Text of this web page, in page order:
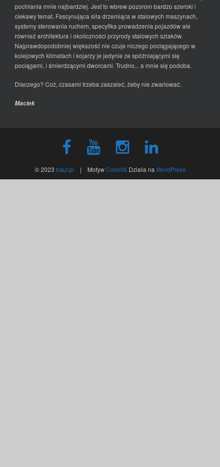
pochłania mnie najbardziej. Jest to wbrew pozorom bardzo szeroki i
ciekawy temat. Fascynująca siła drzemiąca w stalowych maszynach,
systemy sterowania ruchem, specyfika prowadzenia pojazdów ale
również architektura i okoliczności przyrody stalowych szlaków.
Najprawdopodobniej większość nie czuje niczego pociągającego w
kolejowych klimatach i kojarzy je jedynie ze spóźniającymi się
pociągami, i śmierdzącymi dworcami. Trudno... a mnie się podoba.
Dlaczego? Coż, czasami trzeba zaszaleć, żeby nie zwariować.
Maciek
© 2023 baur.pl | MotywColorlibDziała na WordPress